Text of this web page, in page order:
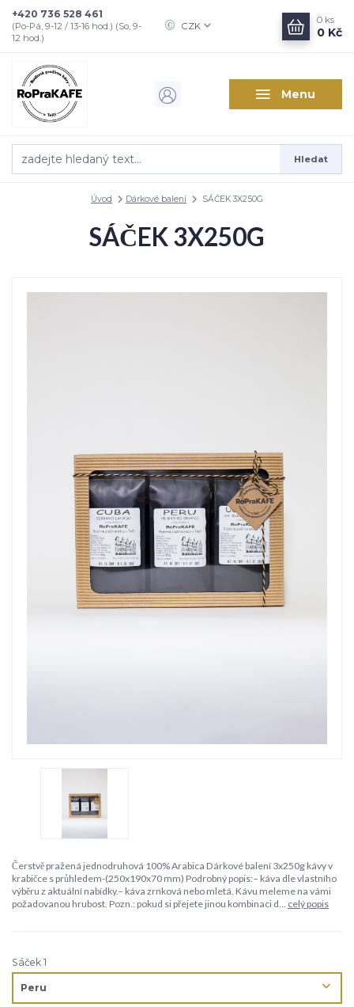
Menu
CZK
Hledat
+420 736 528 461
(Po-Pá, 9-12 / 13-16 hod.) (So, 9-
12 hod.)
0 ks
0 Kč
Úvod Dárkové balení SÁČEK 3X250G
SÁČEK 3X250G
Čerstvě pražená jednodruhová 100% Arabica Dárkové balení 3x250g kávy v
krabičce s průhledem-(250x190x70 mm) Podrobný popis:– káva dle vlastního
výběru z aktuální nabídky.– káva zrnková nebo mletá. Kávu meleme na vámi
požadovanou hrubost. Pozn.: pokud si přejete jinou kombinaci d... celý popis
Sáček 1